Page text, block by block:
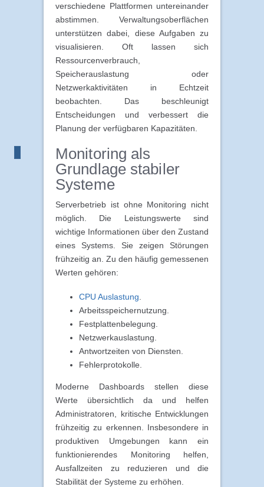
verschiedene Plattformen untereinander
abstimmen. Verwaltungsoberflächen
unterstützen dabei, diese Aufgaben zu
visualisieren. Oft lassen sich
Ressourcenverbrauch,
Speicherauslastung oder
Netzwerkaktivitäten in Echtzeit
beobachten. Das beschleunigt
Entscheidungen und verbessert die
Planung der verfügbaren Kapazitäten.
Monitoring als
Grundlage stabiler
Systeme
Serverbetrieb ist ohne Monitoring nicht
möglich. Die Leistungswerte sind
wichtige Informationen über den Zustand
eines Systems. Sie zeigen Störungen
frühzeitig an. Zu den häufig gemessenen
Werten gehören:
CPU Auslastung
Arbeitsspeichernutzung.
Festplattenbelegung.
Netzwerkauslastung.
Antwortzeiten von Diensten.
Fehlerprotokolle.
Moderne Dashboards stellen diese
Werte übersichtlich da und helfen
Administratoren, kritische Entwicklungen
frühzeitig zu erkennen. Insbesondere in
produktiven Umgebungen kann ein
funktionierendes Monitoring helfen,
Ausfallzeiten zu reduzieren und die
Stabilität der Systeme zu erhöhen.